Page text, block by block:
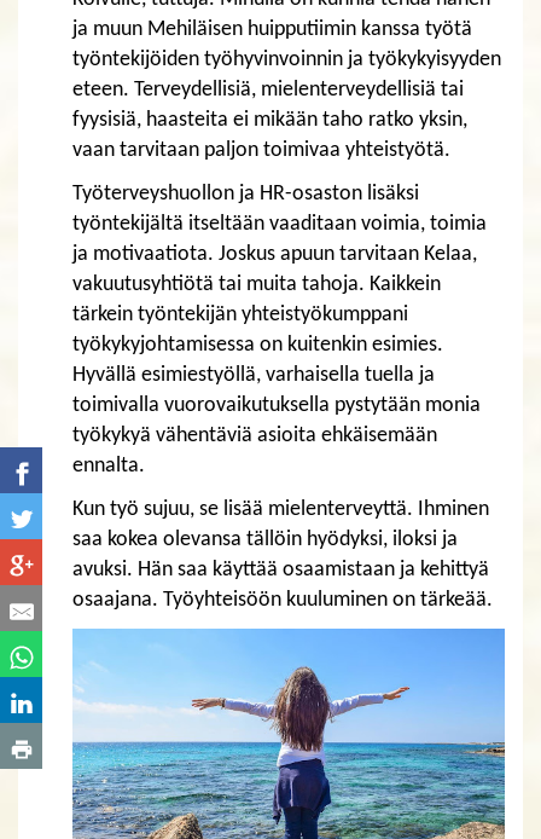
ja muun Mehiläisen huipputiimin kanssa työtä
työntekijöiden työhyvinvoinnin ja työkykyisyyden
eteen. Terveydellisiä, mielenterveydellisiä tai
fyysisiä, haasteita ei mikään taho ratko yksin,
vaan tarvitaan paljon toimivaa yhteistyötä.
Työterveyshuollon ja HR-osaston lisäksi
työntekijältä itseltään vaaditaan voimia, toimia
ja motivaatiota. Joskus apuun tarvitaan Kelaa,
vakuutusyhtiötä tai muita tahoja. Kaikkein
tärkein työntekijän yhteistyökumppani
työkykyjohtamisessa on kuitenkin esimies.
Hyvällä esimiestyöllä, varhaisella tuella ja
toimivalla vuorovaikutuksella pystytään monia
työkykyä vähentäviä asioita ehkäisemään
ennalta.
Kun työ sujuu, se lisää mielenterveyttä. Ihminen
saa kokea olevansa tällöin hyödyksi, iloksi ja
avuksi. Hän saa käyttää osaamistaan ja kehittyä
osaajana. Työyhteisöön kuuluminen on tärkeää.